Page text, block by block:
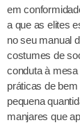
em
a que as elites
no seu manual
costumes de
conduta à
práticas de
pequena
manjares que